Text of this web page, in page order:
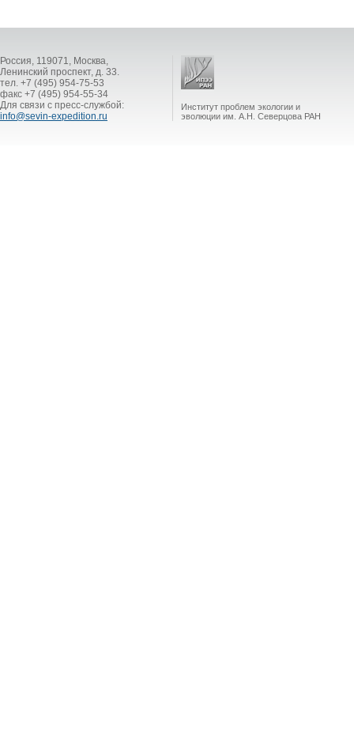
Россия, 119071, Москва,
Ленинский проспект, д. 33.
тел. +7 (495) 954-75-53
факс +7 (495) 954-55-34
Для связи с пресс-службой:
info@sevin-expedition.ru
Институт проблем экологии и
эволюции им. А.Н. Северцова РАН